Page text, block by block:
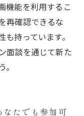
機能を利用するこ
再確認できるな
持っています。
面談を通じて新た
なたでも参加可